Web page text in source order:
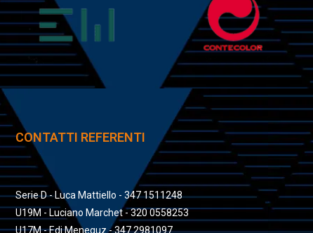
CONTATTI REFERENTI
Serie D - Luca Mattiello - 347 1511248
U19M - Luciano Marchet - 320 0558253
U17M - Edi Meneguz - 347 2981097